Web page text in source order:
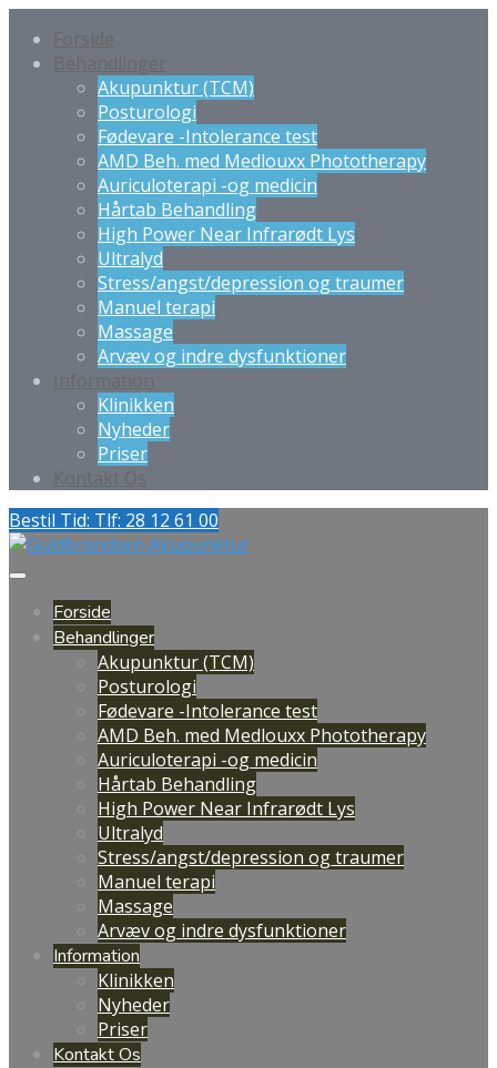
Forside
Behandlinger
Akupunktur (TCM)
Posturologi
Fødevare -Intolerance test
AMD Beh. med Medlouxx Phototherapy
Auriculoterapi -og medicin
Hårtab Behandling
High Power Near Infrarødt Lys
Ultralyd
Stress/angst/depression og traumer
Manuel terapi
Massage
Arvæv og indre dysfunktioner
Information
Klinikken
Nyheder
Priser
Kontakt Os
Bestil Tid: Tlf: 28 12 61 00
Forside
Behandlinger
Akupunktur (TCM)
Posturologi
Fødevare -Intolerance test
AMD Beh. med Medlouxx Phototherapy
Auriculoterapi -og medicin
Hårtab Behandling
High Power Near Infrarødt Lys
Ultralyd
Stress/angst/depression og traumer
Manuel terapi
Massage
Arvæv og indre dysfunktioner
Information
Klinikken
Nyheder
Priser
Kontakt Os